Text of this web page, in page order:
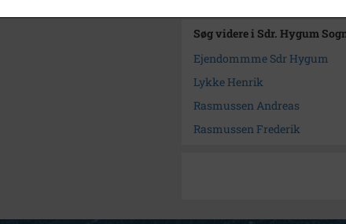
Søg videre i Sdr. Hygum
Ejendommme Sdr Hygum
Lykke Henrik
Rasmussen Andreas
Rasmussen Frederik